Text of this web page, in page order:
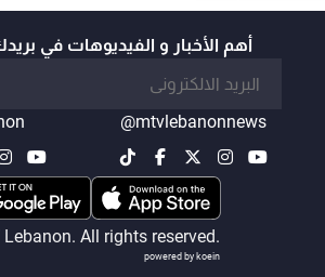
أهم الأخبار و الفيديوهات في
@mtvlebanonnews
All rights reserved.
powered by koein